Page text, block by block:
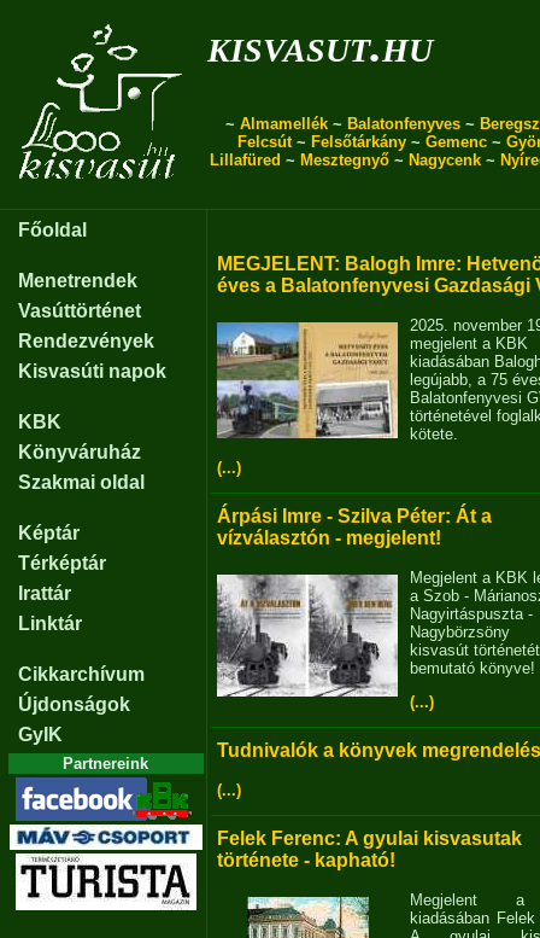
kisvasut.hu
~ Almamellék ~ Balatonfenyves ~
Felcsút~ Felsőtárkány ~ Gemenc ~
Lillafüred ~ Mesztegnyő ~ Nagycenk ~
Főoldal
Menetrendek
Vasúttörténet
Rendezvények
Kisvasúti napok
KBK
Könyváruház
Szakmai oldal
Képtár
Térképtár
Irattár
Linktár
Cikkarchívum
Újdonságok
GyIK
Partnereink
MEGJELENT: Balogh Imre:
éves a Balatonfenyvesi Gazdasági
2025. november
megjelent a KBK
kiadásában
legújabb, a 75
Balatonfenyvesi
történetével
kötete.
(...)
Árpási Imre - Szilva Péter: Át a
vízválasztón - megjelent!
Megjelent a KBK
a Szob -
Nagyirtáspuszta -
Nagybörzsöny
kisvasút történetét
bemutató könyve!
(...)
Tudnivalók a könyvek
(...)
Felek Ferenc: A gyulai kisvasutak
története - kapható!
Megjelent
kiadásában